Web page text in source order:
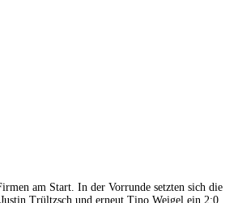
am Start. In der Vorrunde setzten sich die
Trültzsch und erneut Tino Weigel ein 2:0